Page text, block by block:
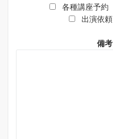
各種講座予約
出演依頼
備考